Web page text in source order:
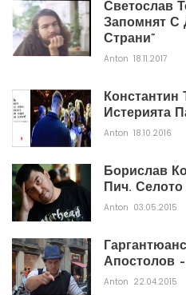
Светослав
Запомнят С
Страни”
Anton 18.11.2017
Истерията
Anton 18.10.2016
Борислав
Пич.
Anton 03.05.2015
Апостолов
Anton 22.04.2015